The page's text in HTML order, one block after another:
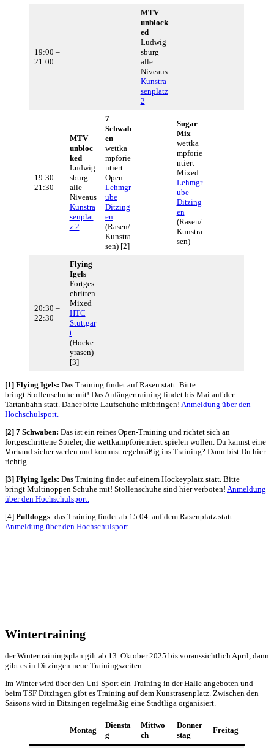
19:00 –
21:00
MTV
unblock
ed
Ludwig
sburg
alle
Niveaus
Kunstra
senplatz
2
19:30 –
21:30
MTV
unbloc
ked
Ludwig
sburg
alle
Niveaus
Kunstra
senplat
z 2
7
Schwab
en
wettka
mpforie
ntiert
Open
Lehmgr
ube
Ditzing
en
(Rasen/
Kunstra
sen) [2]
Sugar
Mix
wettka
mpforie
ntiert
Mixed
Lehmgr
ube
Ditzing
en
(Rasen/
Kunstra
sen)
20:30 –
22:30
Flying
Igels
Fortges
chritten
Mixed
HTC
Stuttgar
t
(Hocke
yrasen)
[3]
[1] Flying Igels: Das Training findet auf Rasen statt. Bitte
bringt Stollenschuhe mit! Das Anfängertraining findet bis Mai auf der
Tartanbahn statt. Daher bitte Laufschuhe mitbringen! Anmeldung über den
Hochschulsport.
[2] 7 Schwaben: Das ist ein reines Open-Training und richtet sich an
fortgeschrittene Spieler, die wettkampforientiert spielen wollen. Du kannst eine
Vorhand sicher werfen und kommst regelmäßig ins Training? Dann bist Du hier
richtig.
[3] Flying Igels: Das Training findet auf einem Hockeyplatz statt. Bitte
bringt Multinoppen Schuhe mit! Stollenschuhe sind hier verboten! Anmeldung
über den Hochschulsport.
[4] Pulldoggs: das Training findet ab 15.04. auf dem Rasenplatz statt.
Anmeldung über den Hochschulsport
Wintertraining
der Wintertrainingsplan gilt ab 13. Oktober 2025 bis voraussichtlich April, dann
gibt es in Ditzingen neue Trainingszeiten.
Im Winter wird über den Uni-Sport ein Training in der Halle angeboten und
beim TSF Ditzingen gibt es Training auf dem Kunstrasenplatz. Zwischen den
Saisons wird in Ditzingen regelmäßig eine Stadtliga organisiert.
Montag
Diensta
g
Mittwo
ch
Donner
stag
Freitag